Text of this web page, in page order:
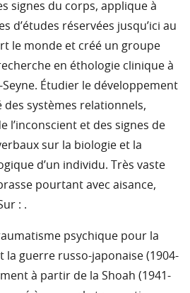
signes du corps, applique à
d’études réservées jusqu’ici au
le monde et créé un groupe
en éthologie clinique à
Seyne. Étudier le développement
des systèmes relationnels,
l’inconscient et des signes de
sur la biologie et la
d’un individu. Très vaste
pourtant avec aisance,
: .
psychique pour la
la guerre russo-japonaise (1904-
à partir de la Shoah (1941-